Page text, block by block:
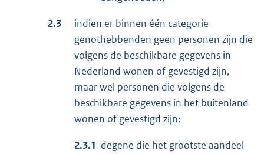
2.3
indien er binnen één categorie
genothebbenden geen personen zijn die
volgens de beschikbare gegevens in
Nederland wonen of gevestigd zijn,
maar wel personen die volgens de
beschikbare gegevens in het buitenland
wonen of gevestigd zijn:
2.3.1 degene die het grootste aandeel